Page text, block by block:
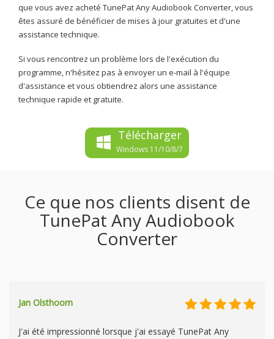
que vous avez acheté TunePat Any Audiobook Converter, vous
êtes assuré de bénéficier de mises à jour gratuites et d'une
assistance technique.
Si vous rencontrez un problème lors de l'exécution du
programme, n'hésitez pas à envoyer un e-mail à l'équipe
d'assistance et vous obtiendrez alors une assistance
technique rapide et gratuite.
Télécharger
Windows 11/10/8/7
Ce que nos clients disent de
TunePat Any Audiobook
Converter
Jan Olsthoorn
J'ai été impressionné lorsque j'ai essayé TunePat Any